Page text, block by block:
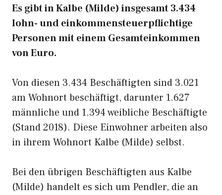
Es gibt in Kalbe (Milde) insgesamt 3.434
lohn- und einkommensteuerpflichtige
Personen mit einem Gesamteinkommen
von Euro.
Von diesen 3.434 Beschäftigten sind 3.021
am Wohnort beschäftigt, darunter 1.627
männliche und 1.394 weibliche Beschäftigte
(Stand 2018). Diese Einwohner arbeiten also
in ihrem Wohnort Kalbe (Milde) selbst.
Bei den übrigen Beschäftigten aus Kalbe
(Milde) handelt es sich um Pendler, die an